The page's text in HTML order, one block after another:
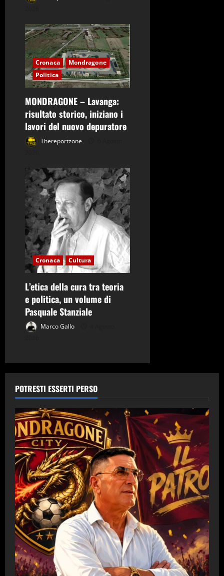
Cronaca
Mondragone
Politica
MONDRAGONE – Lavanga:
risultato storico, iniziano i
lavori del nuovo depuratore
Thereportzone
Cronaca Cultura
L’etica della cura tra teoria
e politica, un volume di
Pasquale Stanziale
Marco Gallo
POTRESTI ESSERTI PERSO